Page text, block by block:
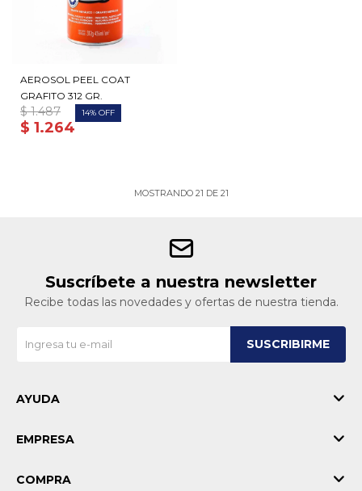
AEROSOL PEEL COAT
GRAFITO 312 GR.
$ 1.264
$ 1.487 14
MOSTRANDO 21 DE 21
Suscríbete a nuestra newsletter
Recibe todas las novedades y ofertas de nuestra tienda.
SUSCRIBIRME
AYUDA
EMPRESA
COMPRA